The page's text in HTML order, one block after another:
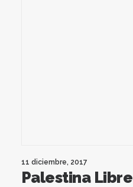
11 diciembre, 2017
Palestina Libre